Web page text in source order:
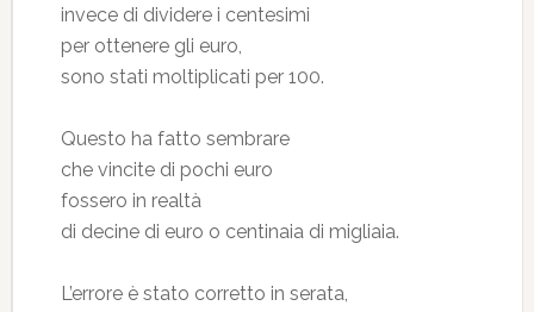
invece di dividere i centesimi
per ottenere gli euro,
sono stati moltiplicati per 100.
Questo ha fatto sembrare
che vincite di pochi euro
fossero in realtà
di decine di euro o centinaia di migliaia.
L’errore è stato corretto in serata,